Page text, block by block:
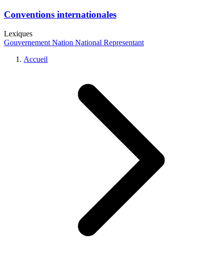
Conventions internationales
Lexiques
Gouvernement Nation National Representant
Accueil